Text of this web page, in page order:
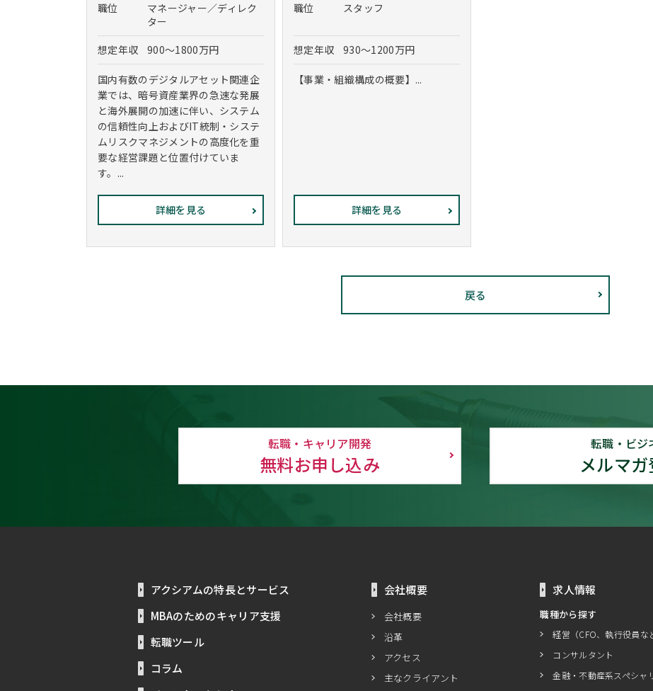
職位
マネージャー／ディレク
ター
想定年収
900～1800万円
国内有数のデジタルアセット関連企
業では、暗号資産業界の急速な発展
と海外展開の加速に伴い、システム
の信頼性向上およびIT統制・システ
ムリスクマネジメントの高度化を重
要な経営課題と位置付けていま
す。...
詳細を見る
職位
スタッフ
想定年収 930～1200万円
【事業・組織構成の概要】...
詳細を見る
戻る
転職・キャリア開発
無料お申し込み
転職・ビジ
メルマ
アクシアムの特長とサービス
MBAのためのキャリア支援
転職ツール
コラム
会社概要
会社概要
沿革
アクセス
主なクライアント
求人情報
職種から探す
経営（CFO、執行役員な
コンサルタント
金融・不動産系スペシャ